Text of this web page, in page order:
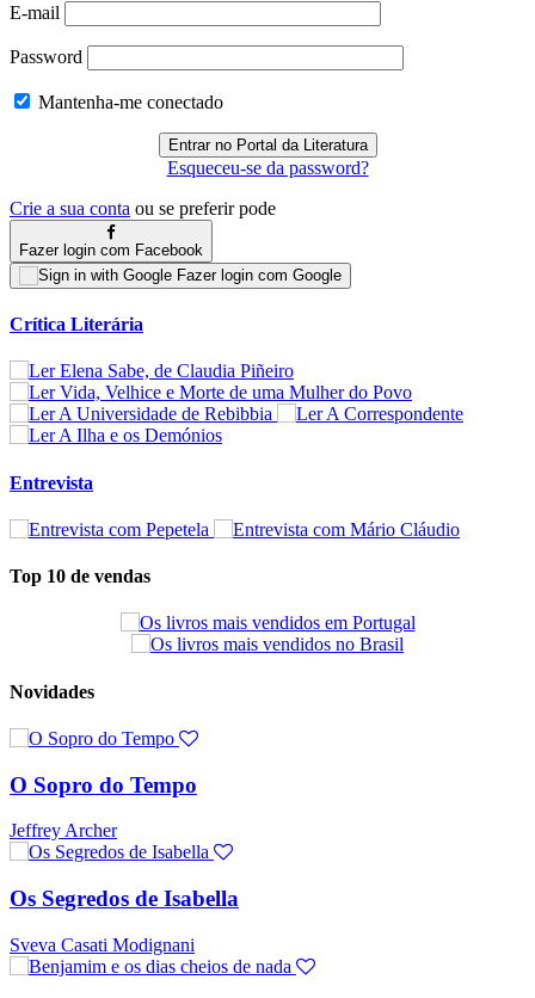
E-mail
Password
Mantenha-me conectado
Esqueceu-se da password?
Crie a sua conta ou se preferir pode
Fazer login com Facebook
Fazer login com Google
Crítica Literária
Entrevista
Top 10 de vendas
Novidades
O Sopro do Tempo
Jeffrey Archer
Os Segredos de Isabella
Sveva Casati Modignani